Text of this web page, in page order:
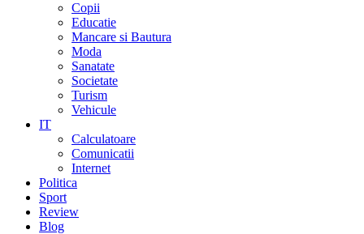
Copii
Educatie
Mancare si Bautura
Moda
Sanatate
Societate
Turism
Vehicule
IT
Calculatoare
Comunicatii
Internet
Politica
Sport
Review
Blog